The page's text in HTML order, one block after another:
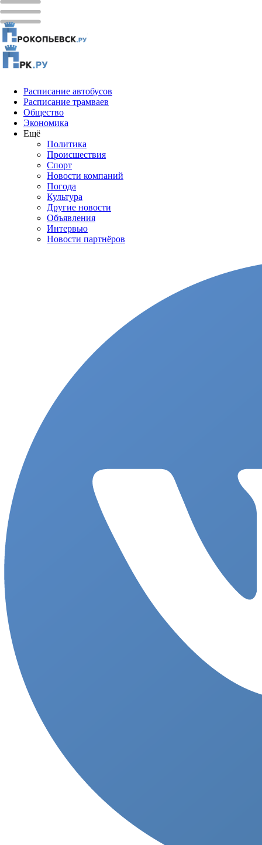
Расписание автобусов
Расписание трамваев
Общество
Экономика
Ещё
Политика
Проиcшествия
Спорт
Новости компаний
Погода
Культура
Другие новости
Объявления
Интервью
Новости партнёров